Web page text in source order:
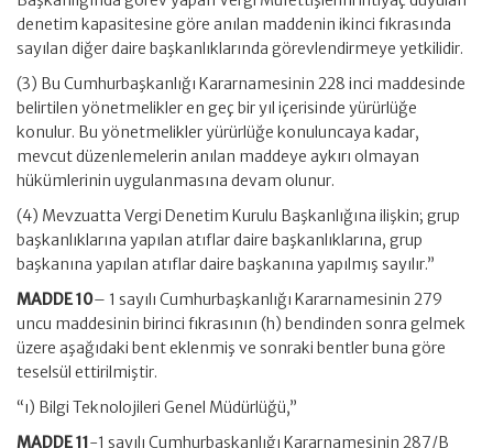
denetim kapasitesine göre anılan maddenin ikinci fıkrasında
sayılan diğer daire başkanlıklarında görevlendirmeye yetkilidir.
(3) Bu Cumhurbaşkanlığı Kararnamesinin 228 inci maddesinde
belirtilen yönetmelikler en geç bir yıl içerisinde yürürlüğe
konulur. Bu yönetmelikler yürürlüğe konuluncaya kadar,
mevcut düzenlemelerin anılan maddeye aykırı olmayan
hükümlerinin uygulanmasına devam olunur.
(4) Mevzuatta Vergi Denetim Kurulu Başkanlığına ilişkin; grup
başkanlıklarına yapılan atıflar daire başkanlıklarına, grup
başkanına yapılan atıflar daire başkanına yapılmış sayılır.”
MADDE 10– 1 sayılı Cumhurbaşkanlığı Kararnamesinin 279
uncu maddesinin birinci fıkrasının (h) bendinden sonra gelmek
üzere aşağıdaki bent eklenmiş ve sonraki bentler buna göre
teselsül ettirilmiştir.
“ı) Bilgi Teknolojileri Genel Müdürlüğü,”
MADDE 11-1 sayılı Cumhurbaşkanlığı Kararnamesinin 287/B